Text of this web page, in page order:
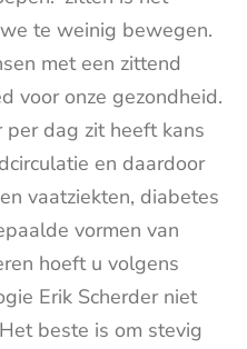
te weinig bewegen.
met een zittend
voor onze gezondheid.
dag zit heeft kans
en daardoor
vaatziekten, diabetes
vormen van
hoeft u volgens
Erik Scherder niet
beste is om stevig